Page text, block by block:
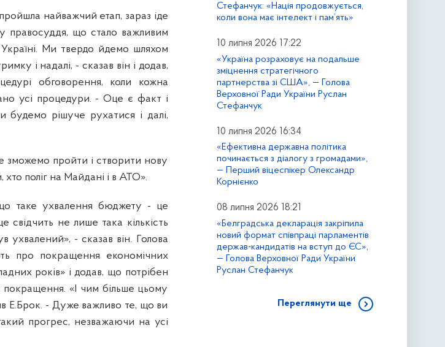
найважчий етап, зараз іде
правосуддя, що стало важливим
Ми твердо йдемо шляхом
і надалі, - сказав він і додав,
обговорення, коли кожна
усі процедури. - Оце є факт і
рішуче рухатися і далі,
зможемо пройти і створити нову
поліг на Майдані і в АТО».
таке ухвалення бюджету - це
свідчить не лише така кількість
ухвалений», - сказав він. Голова
про покращення економічних
років» і додав, що потрібен
«І чим більше цьому
Е.Брок. - Дуже важливо те, що ви
прогрес, незважаючи на усі
Стефанчук: «Нація продовжується,
коли вона має інтелект і пам’ять»
10 липня 2026 17:22
«Україна розраховує на подальше
зміцнення стратегічного
партнерства зі США», — Голова
Верховної Ради України Руслан
Стефанчук
10 липня 2026 16:34
«Ефективна державна політика
починається з діалогу з громадами»,
— Перший віцеспікер Олександр
Корнієнко
08 липня 2026 18:21
«Белградська декларація закріпила
новий формат співпраці парламентів
держав-кандидатів на вступ до ЄС»,
— Голова Верховної Ради України
Руслан Стефанчук
Переглянути ще